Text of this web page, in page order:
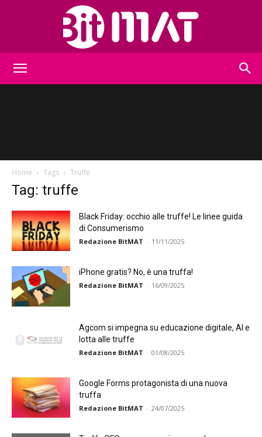
Home Tags Truffe
Tag: truffe
Black Friday: occhio alle truffe! Le linee guida
di Consumerismo
Redazione BitMAT - 11/11/2025
iPhone gratis? No, è una truffa!
Redazione BitMAT - 16/09/2025
Agcom si impegna su educazione digitale, AI e
lotta alle truffe
Redazione BitMAT - 01/08/2025
Google Forms protagonista di una nuova
truffa
Redazione BitMAT - 24/07/2025